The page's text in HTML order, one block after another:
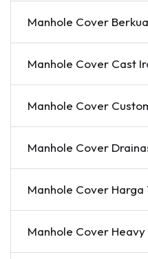
Manhole Cover
Manhole Cover Cast
Manhole Cover
Manhole Cover
Manhole Cover Harga
Manhole Cover